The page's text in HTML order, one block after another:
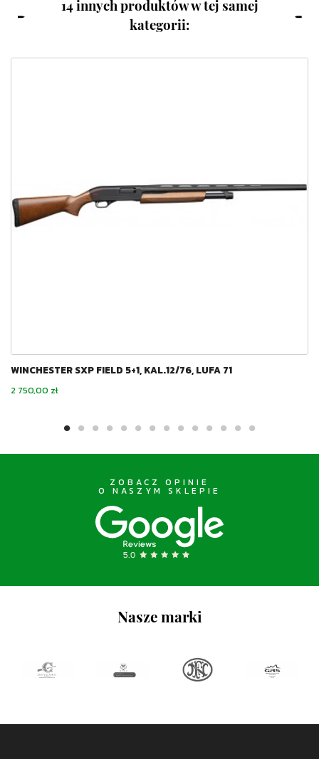
14 innych produktów w tej samej
kategorii:
WINCHESTER SXP FIELD 5+1, KAL.12/76, LUFA 71
Cena
2 750,00 zł
ZOBACZ OPINIE
O NASZYM SKLEPIE
Nasze marki